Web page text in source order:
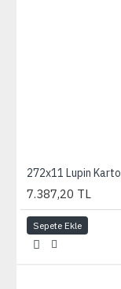
272x11 Lupin
7.387,20 TL
Sepete Ekle